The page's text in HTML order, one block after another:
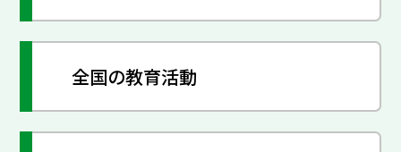
全国の教育活動